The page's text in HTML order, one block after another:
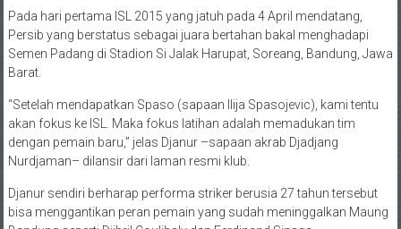
Pada hari pertama ISL 2015 yang jatuh pada 4 April mendatang,
Persib yang berstatus sebagai juara bertahan bakal menghadapi
Semen Padang di Stadion Si Jalak Harupat, Soreang, Bandung, Jawa
Barat.
“Setelah mendapatkan Spaso (sapaan Ilija Spasojevic), kami tentu
akan fokus ke ISL. Maka fokus latihan adalah memadukan tim
dengan pemain baru,” jelas Djanur –sapaan akrab Djadjang
Nurdjaman– dilansir dari laman resmi klub.
Djanur sendiri berharap performa striker berusia 27 tahun tersebut
bisa menggantikan peran pemain yang sudah meninggalkan Maung